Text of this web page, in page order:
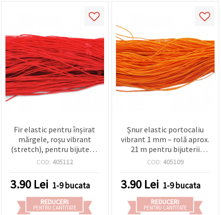
Fir elastic pentru înșirat
mărgele, roșu vibrant
(stretch), pentru bijuterii,
brățări și proiecte DIY &
aprox. 21 m
COD: 405112
3.90 Lei 1-9 bucata
REDUCERI
PENTRU CANTITATE
Șnur elastic portocaliu
vibrant 1 mm – rolă aprox.
21 m pentru bijuterii
creative, înșirat de
handmade
COD: 405109
3.90 Lei 1-9 bucata
REDUCERI
PENTRU CANTITATE